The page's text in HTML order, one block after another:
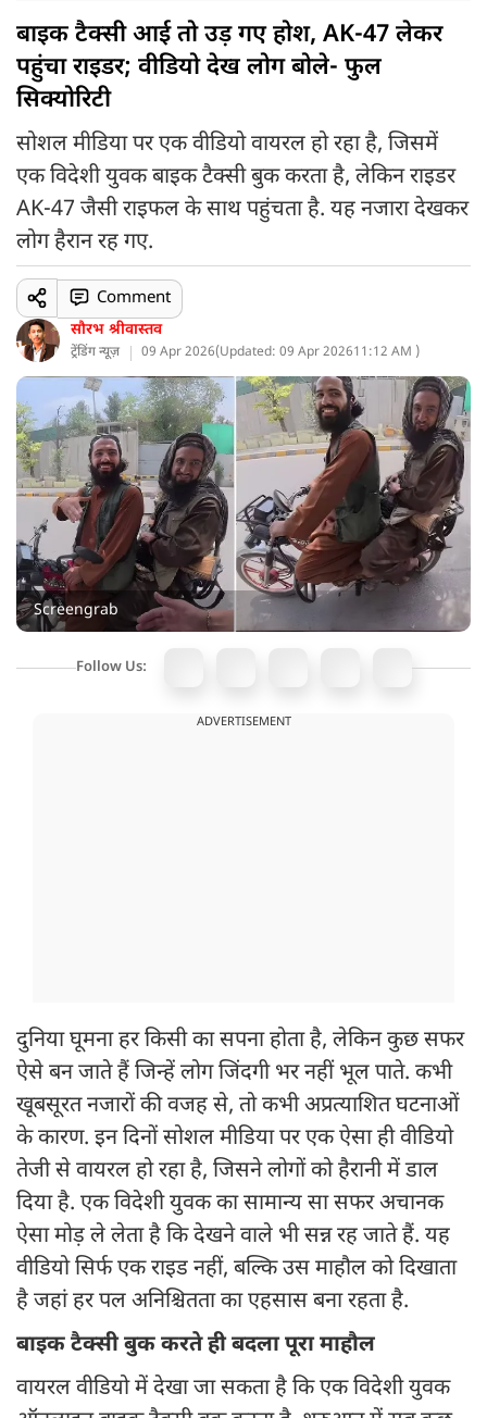
बाइक टैक्सी आई तो उड़ गए होश, AK-47 लेकर
पहुंचा राइडर; वीडियो देख लोग बोले- फुल
सिक्योरिटी
सोशल मीडिया पर एक वीडियो वायरल हो रहा है, जिसमें
एक विदेशी युवक बाइक टैक्सी बुक करता है, लेकिन राइडर
AK-47 जैसी राइफल के साथ पहुंचता है. यह नजारा देखकर
लोग हैरान रह गए.
सौरभ श्रीवास्तव
ट्रेंडिंग न्यूज़ 09 Apr 2026(Updated: 09 Apr 202611:12 AM )
Comment
Screengrab
Follow Us:
ADVERTISEMENT
दुनिया घूमना हर किसी का सपना होता है, लेकिन कुछ सफर
ऐसे बन जाते हैं जिन्हें लोग जिंदगी भर नहीं भूल पाते. कभी
खूबसूरत नजारों की वजह से, तो कभी अप्रत्याशित घटनाओं
के कारण. इन दिनों सोशल मीडिया पर एक ऐसा ही वीडियो
तेजी से वायरल हो रहा है, जिसने लोगों को हैरानी में डाल
दिया है. एक विदेशी युवक का सामान्य सा सफर अचानक
ऐसा मोड़ ले लेता है कि देखने वाले भी सन्न रह जाते हैं. यह
वीडियो सिर्फ एक राइड नहीं, बल्कि उस माहौल को दिखाता
है जहां हर पल अनिश्चितता का एहसास बना रहता है.
बाइक टैक्सी बुक करते ही बदला पूरा माहौल
वायरल वीडियो में देखा जा सकता है कि एक विदेशी युवक